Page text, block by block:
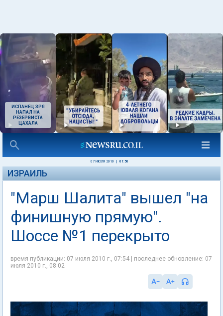
ИСПАНЕЦ ЗРЯ
НАПАЛ НА
РЕЗЕРВИСТА
ЦАХАЛА
07 ИЮЛЯ 2010 01:50
ИЗРАИЛЬ
"Марш Шалита" вышел "на
финишную прямую".
Шоссе №1 перекрыто
время публикации: 07 июля 2010 г., 07:54 | последнее обновление: 07
июля 2010 г., 08:02